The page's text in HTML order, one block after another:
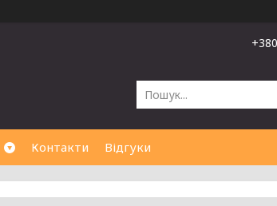
Контакти Відгуки